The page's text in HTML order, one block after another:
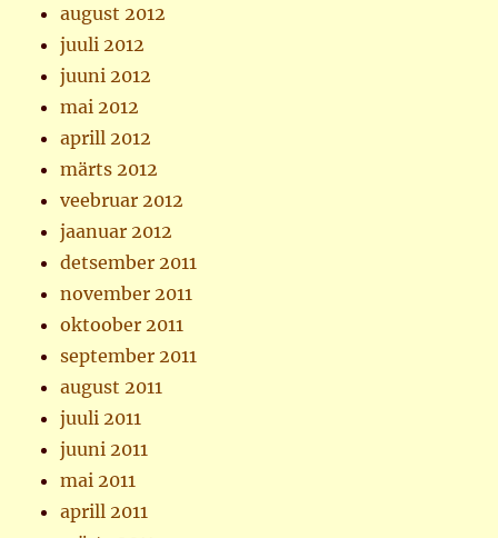
august 2012
juuli 2012
juuni 2012
mai 2012
aprill 2012
märts 2012
veebruar 2012
jaanuar 2012
detsember 2011
november 2011
oktoober 2011
september 2011
august 2011
juuli 2011
juuni 2011
mai 2011
aprill 2011